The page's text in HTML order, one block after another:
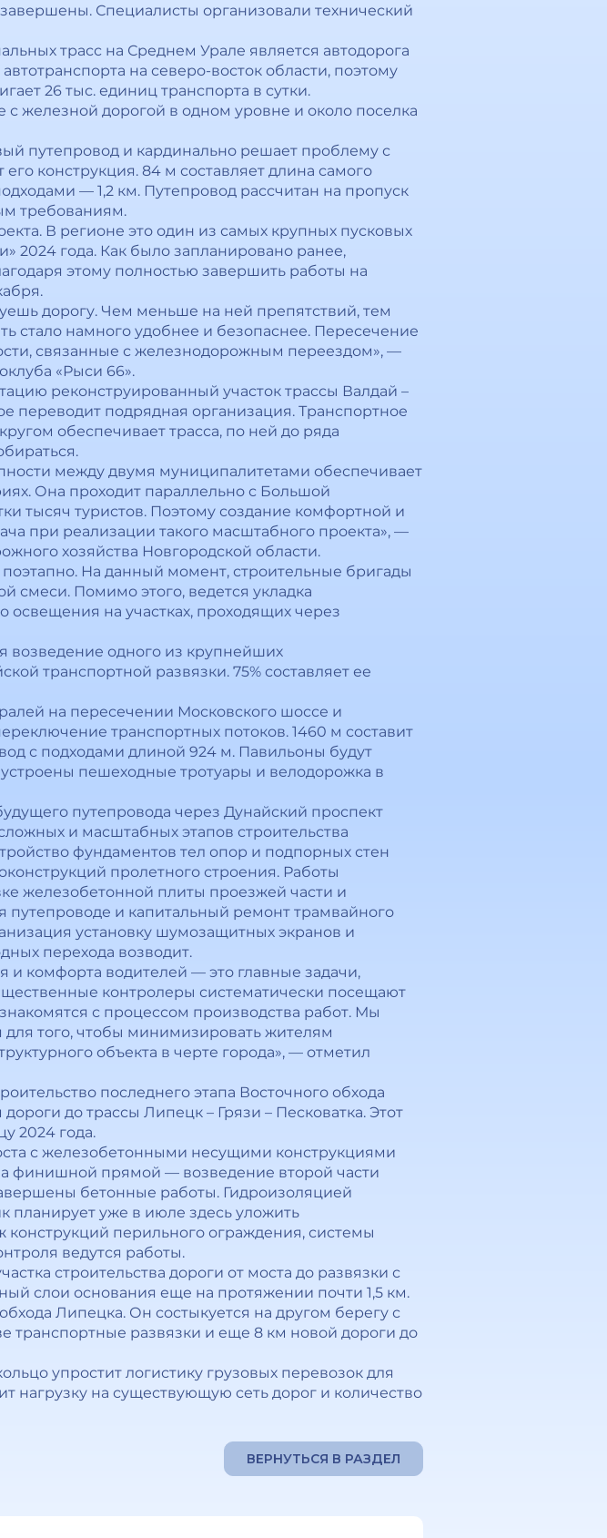
Специалисты организовали технический
трасс на Среднем Урале является автодорога
на северо-восток области, поэтому
26 тыс. единиц транспорта в сутки.
железной дорогой в одном уровне и около поселка
путепровод и кардинально решает проблему с
конструкция. 84 м составляет длина самого
— 1,2 км. Путепровод рассчитан на пропуск
требованиям.
В регионе это один из самых крупных пусковых
2024 года. Как было запланировано ранее,
этому полностью завершить работы на
дорогу. Чем меньше на ней препятствий, тем
стало намного удобнее и безопаснее. Пересечение
связанные с железнодорожным переездом», —
«Рыси 66».
реконструированный участок трассы Валдай –
переводит подрядная организация. Транспортное
обеспечивает трасса, по ней до ряда
между двумя муниципалитетами обеспечивает
Она проходит параллельно с Большой
тысяч туристов. Поэтому создание комфортной и
при реализации такого масштабного проекта», —
хозяйства Новгородской области.
На данный момент, строительные бригады
смеси. Помимо этого, ведется укладка
освещения на участках, проходящих через
возведение одного из крупнейших
транспортной развязки. 75% составляет ее
на пересечении Московского шоссе и
транспортных потоков. 1460 м составит
с подходами длиной 924 м. Павильоны будут
пешеходные тротуары и велодорожка в
путепровода через Дунайский проспект
и масштабных этапов строительства
фундаментов тел опор и подпорных стен
пролетного строения. Работы
железобетонной плиты проезжей части и
путепроводе и капитальный ремонт трамвайного
установку шумозащитных экранов и
перехода возводит.
комфорта водителей — это главные задачи,
контролеры систематически посещают
с процессом производства работ. Мы
того, чтобы минимизировать жителям
объекта в черте города», — отметил
последнего этапа Восточного обхода
до трассы Липецк – Грязи – Песковатка. Этот
2024 года.
с железобетонными несущими конструкциями
финишной прямой — возведение второй части
бетонные работы. Гидроизоляцией
планирует уже в июле здесь уложить
перильного ограждения, системы
ведутся работы.
строительства дороги от моста до развязки с
слои основания еще на протяжении почти 1,5 км.
Липецка. Он состыкуется на другом берегу с
транспортные развязки и еще 8 км новой дороги до
упростит логистику грузовых перевозок для
на существующую сеть дорог и количество
ВЕРНУТЬСЯ В РАЗДЕЛ